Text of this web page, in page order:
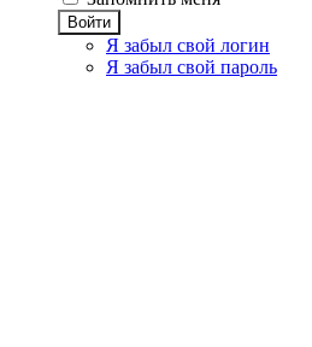
Войти
Я забыл свой логин
Я забыл свой пароль